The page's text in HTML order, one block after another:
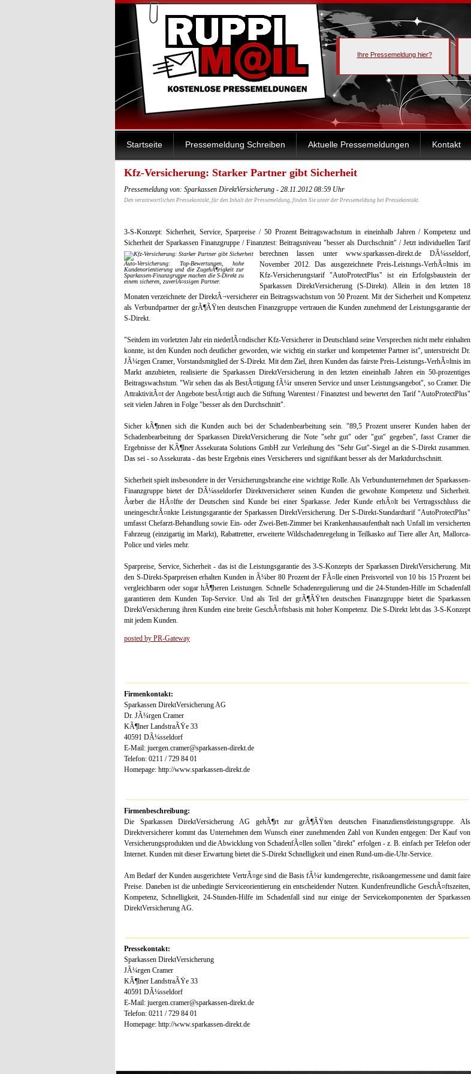
Ihre Pressemeldung hier?
Startseite Pressemeldung Schreiben Aktuelle Pressemeldungen Kontakt
Kfz-Versicherung: Starker Partner gibt Sicherheit
Pressemeldung von: Sparkassen DirektVersicherung - 28.11.2012 08:59 Uhr
Den verantwortlichen Pressekontakt, für den Inhalt der Pressemeldung, finden Sie unter der Pressemeldung bei Pressekontakt.
3-S-Konzept: Sicherheit, Service, Sparpreise / 50 Prozent Beitragswachstum in eineinhalb Jahren / Kompetenz und
Sicherheit der Sparkassen Finanzgruppe / Finanztest: Beitragsniveau "besser als Durchschnitt" / Jetzt individuellen Tarif
berechnen lassen unter www.sparkassen-direkt.de
Auto-Versicherung: Top-Bewertungen, hohe
Kundenorientierung und die ZugehÃ¶rigkeit zur
Sparkassen-Finanzgruppe machen die S-Direkt zu
einem sicheren, zuverlÃ¤ssigen Partner.
DÃ¼sseldorf,
November 2012. Das ausgezeichnete Preis-Leistungs-VerhÃ¤ltnis im
Kfz-Versicherungstarif "AutoProtectPlus" ist ein Erfolgsbaustein der
Sparkassen DirektVersicherung (S-Direkt). Allein in den letzten 18
Monaten verzeichnete der DirektÂ¬versicherer ein Beitragswachstum von 50 Prozent. Mit der Sicherheit und Kompetenz
als Verbundpartner der grÃ¶ÃŸten deutschen Finanzgruppe vertrauen die Kunden zunehmend der Leistungsgarantie der
S-Direkt.
"Seitdem im vorletzten Jahr ein niederlÃ¤ndischer Kfz-Versicherer in Deutschland seine Versprechen nicht mehr einhalten
konnte, ist den Kunden noch deutlicher geworden, wie wichtig ein starker und kompetenter Partner ist", unterstreicht Dr.
JÃ¼rgen Cramer, Vorstandsmitglied der S-Direkt. Mit dem Ziel, ihren Kunden das fairste Preis-Leistungs-VerhÃ¤ltnis im
Markt anzubieten, realisierte die Sparkassen DirektVersicherung in den letzten eineinhalb Jahren ein 50-prozentiges
Beitragswachstum. "Wir sehen das als BestÃ¤tigung fÃ¼r unseren Service und unser Leistungsangebot", so Cramer. Die
AttraktivitÃ¤t der Angebote bestÃ¤tigt auch die Stiftung Warentest / Finanztest und bewertet den Tarif "AutoProtectPlus"
seit vielen Jahren in Folge "besser als den Durchschnitt".
Sicher kÃ¶nnen sich die Kunden auch bei der Schadenbearbeitung sein. "89,5 Prozent unserer Kunden haben der
Schadenbearbeitung der Sparkassen DirektVersicherung die Note "sehr gut" oder "gut" gegeben", fasst Cramer die
Ergebnisse der KÃ¶lner Assekurata Solutions GmbH zur Verleihung des "Sehr Gut"-Siegel an die S-Direkt zusammen.
Das sei - so Assekurata - das beste Ergebnis eines Versicherers und signifikant besser als der Marktdurchschnitt.
Sicherheit spielt insbesondere in der Versicherungsbranche eine wichtige Rolle. Als Verbundunternehmen der Sparkassen-
Finanzgruppe bietet der DÃ¼sseldorfer Direktversicherer seinen Kunden die gewohnte Kompetenz und Sicherheit.
Ãœber die HÃ¤lfte der Deutschen sind Kunde bei einer Sparkasse. Jeder Kunde erhÃ¤lt bei Vertragsschluss die
uneingeschrÃ¤nkte Leistungsgarantie der Sparkassen DirektVersicherung. Der S-Direkt-Standardtarif "AutoProtectPlus"
umfasst Chefarzt-Behandlung sowie Ein- oder Zwei-Bett-Zimmer bei Krankenhausaufenthalt nach Unfall im versicherten
Fahrzeug (einzigartig im Markt), Rabattretter, erweiterte Wildschadenregelung in Teilkasko auf Tiere aller Art, Mallorca-
Police und vieles mehr.
Sparpreise, Service, Sicherheit - das ist die Leistungsgarantie des 3-S-Konzepts der Sparkassen DirektVersicherung. Mit
den S-Direkt-Sparpreisen erhalten Kunden in Ã¼ber 80 Prozent der FÃ¤lle einen Preisvorteil von 10 bis 15 Prozent bei
vergleichbaren oder sogar hÃ¶heren Leistungen. Schnelle Schadenregulierung und die 24-Stunden-Hilfe im Schadenfall
garantieren dem Kunden Top-Service. Und als Teil der grÃ¶ÃŸten deutschen Finanzgruppe bietet die Sparkassen
DirektVersicherung ihren Kunden eine breite GeschÃ¤ftsbasis mit hoher Kompetenz. Die S-Direkt lebt das 3-S-Konzept
mit jedem Kunden.
posted by PR-Gateway
Firmenkontakt:
Sparkassen DirektVersicherung AG
Dr. JÃ¼rgen Cramer
KÃ¶lner LandstraÃŸe 33
40591 DÃ¼sseldorf
E-Mail: juergen.cramer@sparkassen-direkt.de
Telefon: 0211 / 729 84 01
Homepage: http://www.sparkassen-direkt.de
Firmenbeschreibung:
Die Sparkassen DirektVersicherung AG gehÃ¶rt zur grÃ¶ÃŸten deutschen Finanzdienstleistungsgruppe. Als
Direktversicherer kommt das Unternehmen dem Wunsch einer zunehmenden Zahl von Kunden entgegen: Der Kauf von
Versicherungsprodukten und die Abwicklung von SchadenfÃ¤llen sollen "direkt" erfolgen - z. B. einfach per Telefon oder
Internet. Kunden mit dieser Erwartung bietet die S-Direkt Schnelligkeit und einen Rund-um-die-Uhr-Service.
Am Bedarf der Kunden ausgerichtete VertrÃ¤ge sind die Basis fÃ¼r kundengerechte, risikoangemessene und damit faire
Preise. Daneben ist die unbedingte Serviceorientierung ein entscheidender Nutzen. Kundenfreundliche GeschÃ¤ftszeiten,
Kompetenz, Schnelligkeit, 24-Stunden-Hilfe im Schadenfall sind nur einige der Servicekomponenten der Sparkassen
DirektVersicherung AG.
Pressekontakt:
Sparkassen DirektVersicherung
JÃ¼rgen Cramer
KÃ¶lner LandstraÃŸe 33
40591 DÃ¼sseldorf
E-Mail: juergen.cramer@sparkassen-direkt.de
Telefon: 0211 / 729 84 01
Homepage: http://www.sparkassen-direkt.de